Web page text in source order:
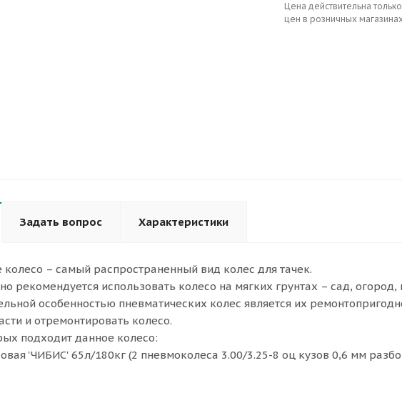
Цена действительна
цен в розничных
Задать вопрос Характеристики
колесо – самый распространенный вид колес для тачек.
рекомендуется использовать колесо на мягких грунтах – сад, огород,
особенностью пневматических колес является их
и отремонтировать колесо.
подходит данное колесо:
'ЧИБИС' 65л/180кг (2 пневмоколеса 3.00/3.25-8 оц кузов 0,6 мм